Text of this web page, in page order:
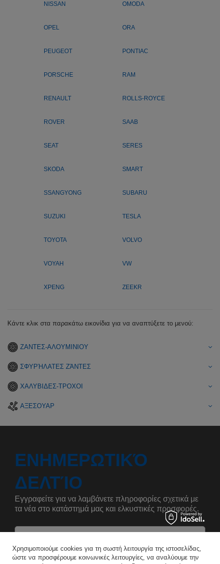
NISSAN OMODA
OPEL ORA
PEUGEOT PONTIAC
PORSCHE RAM
RENAULT ROLLS-ROYCE
ROVER SAAB
SEAT SERES
SKODA SMART
SSANGYONG SUBARU
SUZUKI TESLA
TOYOTA VOLVO
VOYAH VW
XPENG ZEEKR
Κάντε κλικ στα παρακάτω εικονίδια για να αναπτύξετε το μενού:
ΖΑΝΤΕΣ-ΑΛΟΥΜΙΝΙΟΥ
ΣΦΥΡΉΛΑΤΕΣ ΖΆΝΤΕΣ
ΧΑΛΥΒΙΔΕΣ-ΤΡΟΧΟΙ
ΑΞΕΣΟΥΑΡ
ΕΝΗΜΕΡΩΤΙΚΌ
ΔΕΛΤΊΟ
Εγγραφείτε για να λαμβάνετε πληροφορίες σχετικά με
τα νέα στο κατάστημά μας και ελκυστικές προσφορές.
Χρησιμοποιούμε cookies για τη σωστή λειτουργία της ιστοσελίδας,
ώστε να προσφέρουμε κοινωνικές λειτουργίες, να αναλύουμε την